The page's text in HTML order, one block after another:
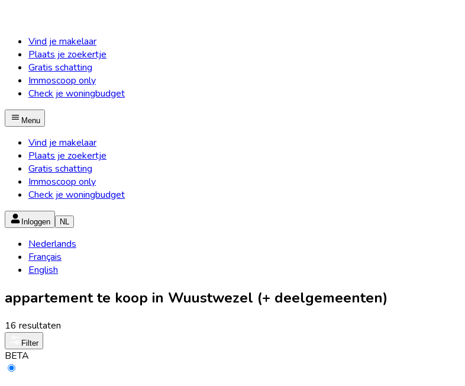
Vind je makelaar
Plaats je zoekertje
Gratis schatting
Immoscoop only
Check je woningbudget
Menu
Vind je makelaar
Plaats je zoekertje
Gratis schatting
Immoscoop only
Check je woningbudget
Inloggen NL
Nederlands
Français
English
appartement te koop in Wuustwezel (+ deelgemeenten)
16 resultaten
Filter
BETA